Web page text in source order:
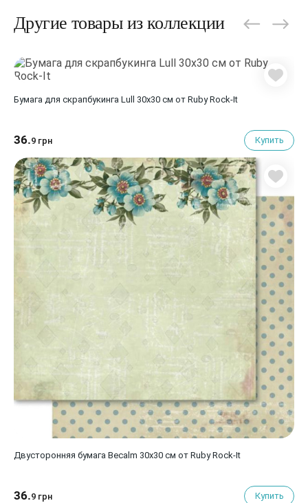
Другие товары из коллекции
Бумага для скрапбукинга Lull 30х30 см от Ruby Rock-It
36.9 грн Купить
Двусторонняя бумага Becalm 30х30 см от Ruby Rock-It
36.9 грн Купить